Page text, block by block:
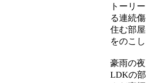
トーリ
る連続
住む部
をのこ
豪雨の
LDKの